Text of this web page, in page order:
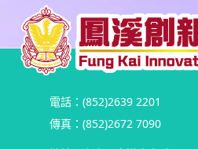
電話：(852)2639 2201
傳真：(852)2672 7090